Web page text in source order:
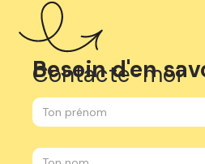
Besoin d'en
Contacte-moi